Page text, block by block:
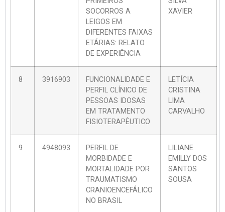
SOCORROS A
LEIGOS EM
DIFERENTES FAIXAS
ETÁRIAS: RELATO
DE EXPERIÊNCIA
XAVIER
8 3916903
FUNCIONALIDADE E
PERFIL CLÍNICO DE
PESSOAS IDOSAS
EM TRATAMENTO
FISIOTERAPÊUTICO
LETÍCIA
CRISTINA
LIMA
CARVALHO
9 4948093
PERFIL DE
MORBIDADE E
MORTALIDADE POR
TRAUMATISMO
CRANIOENCEFÁLICO
NO BRASIL
LILIANE
EMILLY DOS
SANTOS
SOUSA